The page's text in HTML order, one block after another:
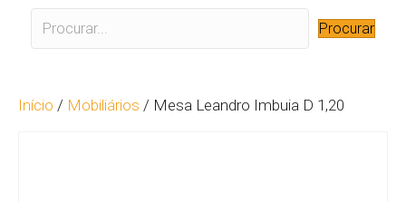
Procurar
Início / Mobiliários / Mesa Leandro Imbuia D 1,20